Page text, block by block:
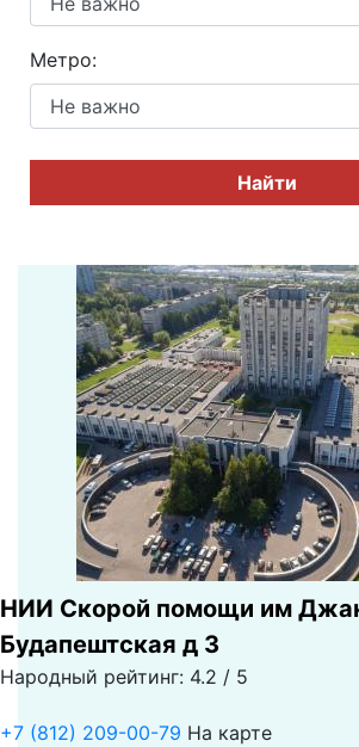
Метро:
Найти
НИИ Скорой помощи им
Будапештская д 3
Народный рейтинг: 4.2 / 5
+7 (812) 209-00-79 На карте